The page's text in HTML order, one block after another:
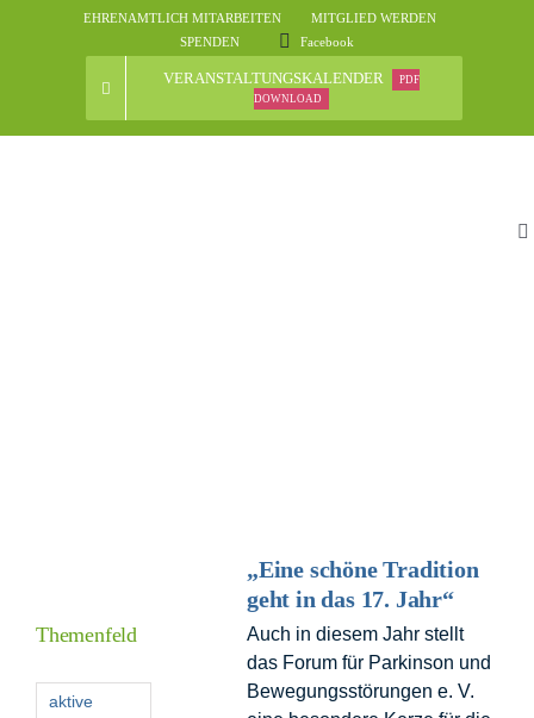
EHRENAMTLICH MITARBEITEN
MITGLIED WERDEN
SPENDEN
Facebook
VERANSTALTUNGSKALENDER
PDF
DOWNLOAD
„Eine schöne Tradition
geht in das 17. Jahr“
Auch in diesem Jahr stellt
das Forum für Parkinson und
Bewegungsstörungen e. V.
Themenfeld
aktive